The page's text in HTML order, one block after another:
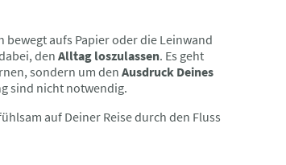
bewegt aufs Papier oder die Leinwand
den Alltag loszulassen. Es geht
sondern um denAusdruck Deines
sind nicht notwendig.
auf Deiner Reise durch den Fluss